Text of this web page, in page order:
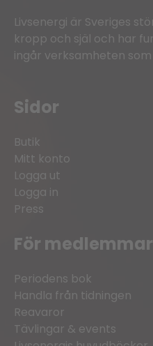
Livsenergi är Sveriges
kropp och själ och har
ingår verksamheten som
Sidor
Butik
Mitt konto
Logga ut
Logga in
Press
För medlemmar
Periodens bok
Handla från tidningen
Reavaror
Tävlingar & events